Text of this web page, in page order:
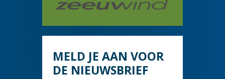
MELD JE AAN VOOR
DE NIEUWSBRIEF